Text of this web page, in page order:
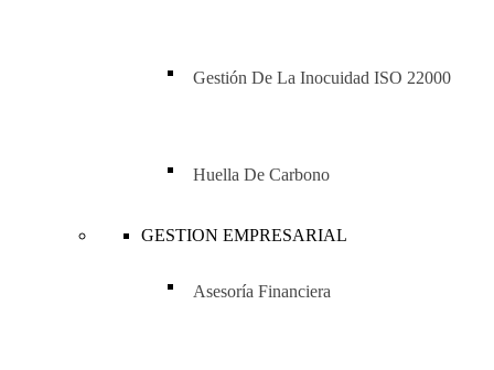
Gestión De La Inocuidad ISO 22000
Huella De Carbono
GESTION EMPRESARIAL
Asesoría Financiera